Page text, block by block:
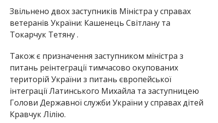
Звільнено двох заступників Міністра у справах
ветеранів України: Кашенець Світлану та
Токарчук Тетяну .
Також є призначення заступником міністра з
питань реінтеграції тимчасово окупованих
територій України з питань європейської
інтеграції Латинського Михайла та заступницею
Голови Державної служби України у справах дітей
Кравчук Лілію.